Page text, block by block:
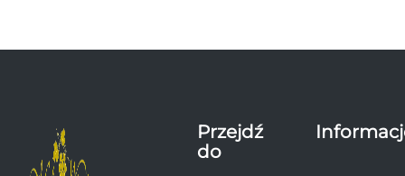
Przejdź
do